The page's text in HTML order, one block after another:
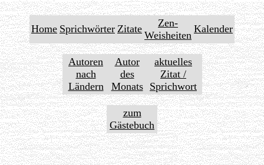
Home Sprichwörter Zitate
Zen-
Weisheiten
Kalender
Autoren
nach
Ländern
Autor
des
Monats
aktuelles
Zitat /
Sprichwort
zum
Gästebuch